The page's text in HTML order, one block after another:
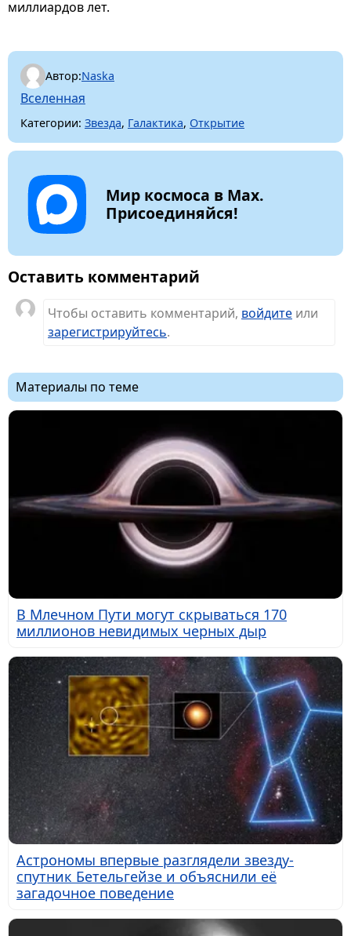
миллиардов лет.
Автор:Naska
Вселенная
Категории: Звезда, Галактика, Открытие
Мир космоса в Max.
Присоединяйся!
Оставить комментарий
Чтобы оставить комментарий, войдите или
зарегистрируйтесь.
Материалы по теме
В Млечном Пути могут скрываться 170
миллионов невидимых черных дыр
Астрономы впервые разглядели звезду-
спутник Бетельгейзе и объяснили её
загадочное поведение